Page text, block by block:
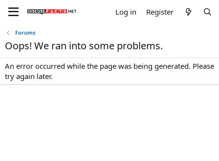
Log in Register
Forums
Oops! We ran into some problems.
An error occurred while the page was being generated. Please
try again later.